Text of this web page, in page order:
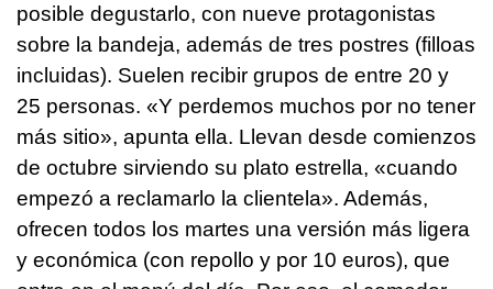
posible degustarlo, con nueve protagonistas
sobre la bandeja, además de tres postres (filloas
incluidas). Suelen recibir grupos de entre 20 y
25 personas. «Y perdemos muchos por no tener
más sitio», apunta ella. Llevan desde comienzos
de octubre sirviendo su plato estrella, «cuando
empezó a reclamarlo la clientela». Además,
ofrecen todos los martes una versión más ligera
y económica (con repollo y por 10 euros), que